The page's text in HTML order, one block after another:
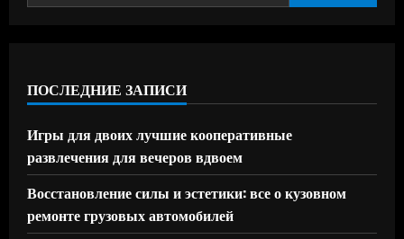
ПОСЛЕДНИЕ ЗАПИСИ
Игры для двоих лучшие кооперативные
развлечения для вечеров вдвоем
Восстановление силы и эстетики: все о кузовном
ремонте грузовых автомобилей